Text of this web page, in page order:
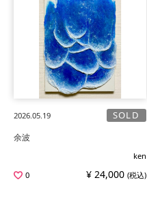
2026.05.19 SOLD
余波
ken
0
¥ 24,000 (税込)